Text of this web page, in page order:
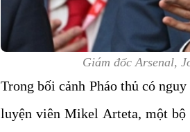
Giám đốc Arsenal,
Trong bối cảnh Pháo thủ có
luyện viên Mikel Arteta, một bộ